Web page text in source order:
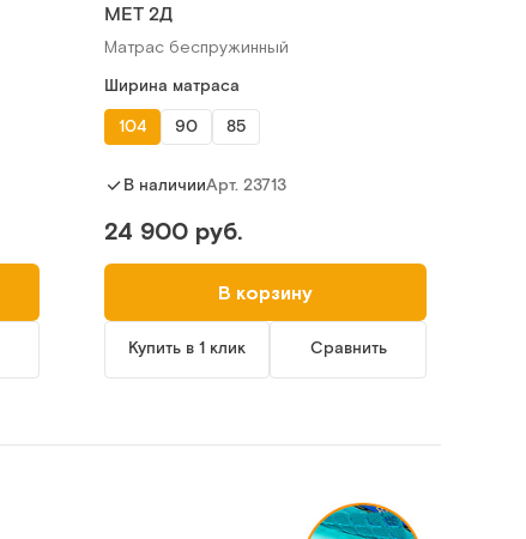
MET 2Д
Матрас беспружинный
Ширина матраса
104
90 85
В наличииАрт. 23713
24 900 руб.
В корзину
Купить в 1 клик Сравнить